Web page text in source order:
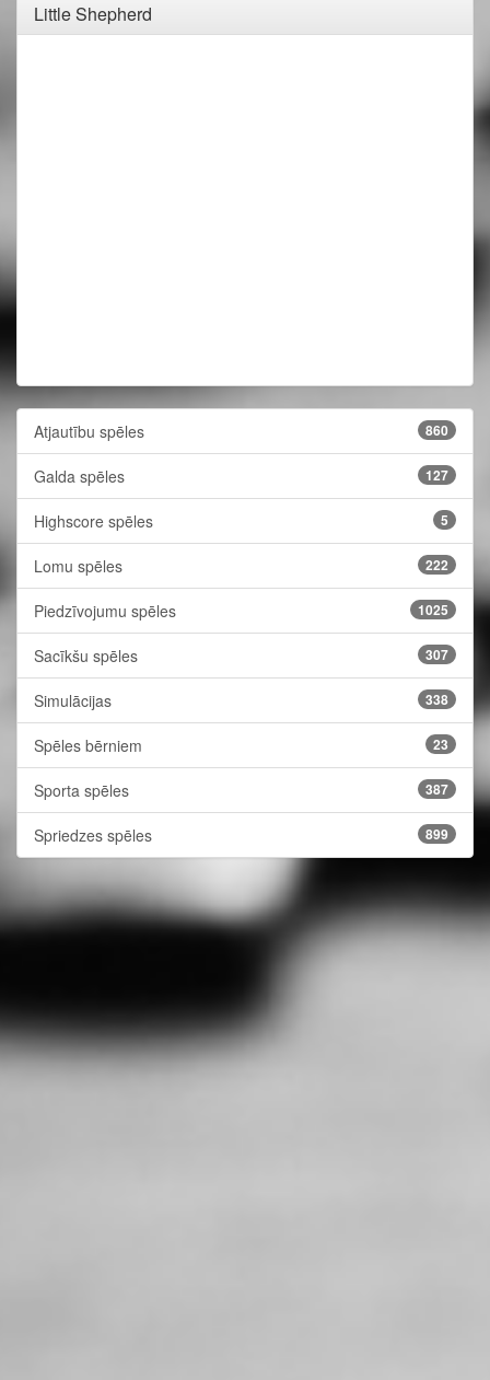
Little Shepherd
Atjautību spēles 860
Galda spēles 127
Highscore spēles 5
Lomu spēles 222
Piedzīvojumu spēles 1025
Sacīkšu spēles 307
Simulācijas 338
Spēles bērniem 23
Sporta spēles 387
Spriedzes spēles 899